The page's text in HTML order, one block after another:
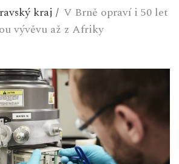
kraj / V Brně opraví i 50 let
vývěvu až z Afriky